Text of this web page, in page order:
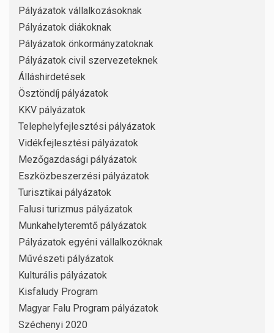
Pályázatok vállalkozásoknak
Pályázatok diákoknak
Pályázatok önkormányzatoknak
Pályázatok civil szervezeteknek
Álláshirdetések
Ösztöndíj pályázatok
KKV pályázatok
Telephelyfejlesztési pályázatok
Vidékfejlesztési pályázatok
Mezőgazdasági pályázatok
Eszközbeszerzési pályázatok
Turisztikai pályázatok
Falusi turizmus pályázatok
Munkahelyteremtő pályázatok
Pályázatok egyéni vállalkozóknak
Művészeti pályázatok
Kulturális pályázatok
Kisfaludy Program
Magyar Falu Program pályázatok
Széchenyi 2020